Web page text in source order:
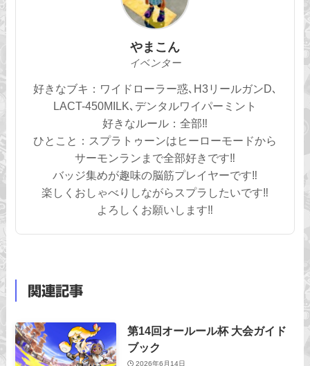
やまこん
イベンター
好きなブキ：ワイドローラー惑､H3リールガンD､
LACT-450MILK､デンタルワイパーミント
好きなルール：全部‼︎
ひとこと：スプラトゥーンはヒーローモードから
サーモンランまで全部好きです‼︎
バッジ集めが趣味の脳筋プレイヤーです‼︎
楽しくおしゃべりしながらスプラしたいです‼︎
よろしくお願いします‼︎
関連記事
第14回オールール杯 大会ガイド
ブック
2026年6月14日